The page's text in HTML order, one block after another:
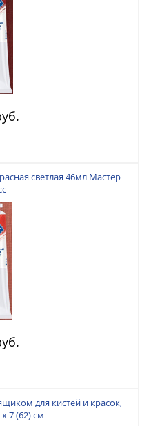
светлая 46мл Мастер
для кистей и красок,
7 (62) см